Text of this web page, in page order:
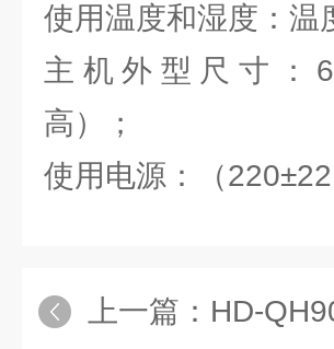
使用温度和湿度：
主机外型尺寸：
高）；
使用电源：（
上一篇： HD-